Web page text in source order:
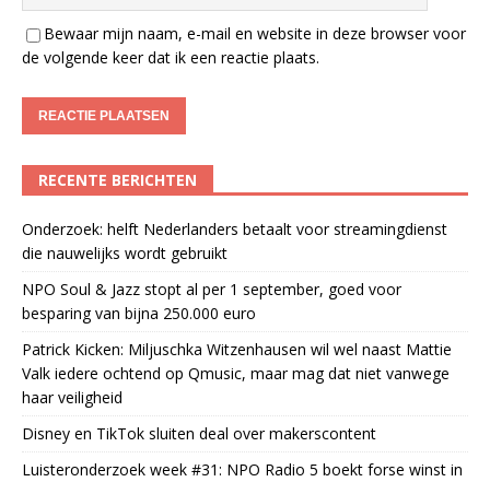
Bewaar mijn naam, e-mail en website in deze browser voor
de volgende keer dat ik een reactie plaats.
RECENTE BERICHTEN
Onderzoek: helft Nederlanders betaalt voor streamingdienst
die nauwelijks wordt gebruikt
NPO Soul & Jazz stopt al per 1 september, goed voor
besparing van bijna 250.000 euro
Patrick Kicken: Miljuschka Witzenhausen wil wel naast Mattie
Valk iedere ochtend op Qmusic, maar mag dat niet vanwege
haar veiligheid
Disney en TikTok sluiten deal over makerscontent
Luisteronderzoek week #31: NPO Radio 5 boekt forse winst in